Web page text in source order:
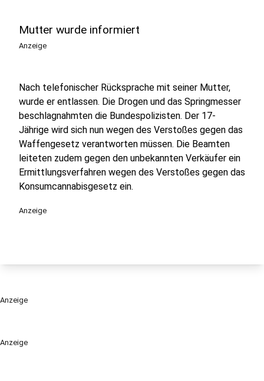
Anzeige
Mutter wurde informiert
Anzeige
Nach telefonischer Rücksprache mit seiner Mutter,
wurde er entlassen. Die Drogen und das Springmesser
beschlagnahmten die Bundespolizisten. Der 17-
Jährige wird sich nun wegen des Verstoßes gegen das
Waffengesetz verantworten müssen. Die Beamten
leiteten zudem gegen den unbekannten Verkäufer ein
Ermittlungsverfahren wegen des Verstoßes gegen das
Konsumcannabisgesetz ein.
Anzeige
Anzeige